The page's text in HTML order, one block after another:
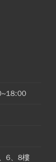
6、8樓